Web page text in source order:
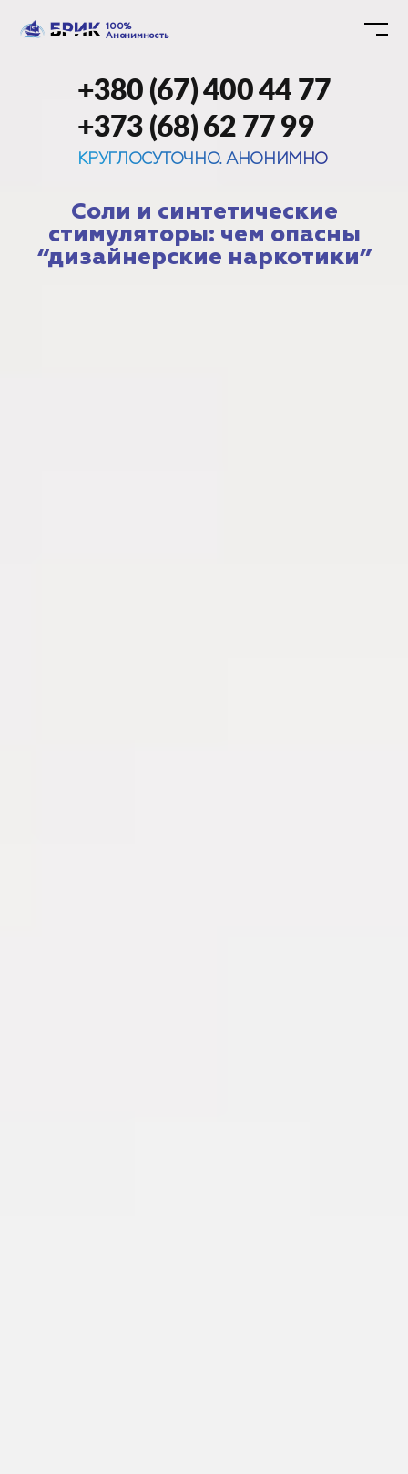
100%
Анонимность
+380 (67) 400 44 77
+373 (68) 62 77 99
КРУГЛОСУТОЧНО. АНОНИМНО
Соли и синтетические
стимуляторы: чем опасны
“дизайнерские наркотики”